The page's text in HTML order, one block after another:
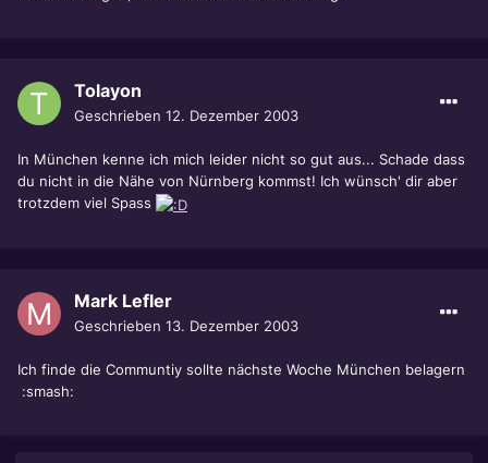
Tolayon
Geschrieben 12. Dezember 2003
In München kenne ich mich leider nicht so gut aus... Schade dass
du nicht in die Nähe von Nürnberg kommst! Ich wünsch' dir aber
trotzdem viel Spass
Mark Lefler
Geschrieben 13. Dezember 2003
Ich finde die Communtiy sollte nächste Woche München belagern
:smash: